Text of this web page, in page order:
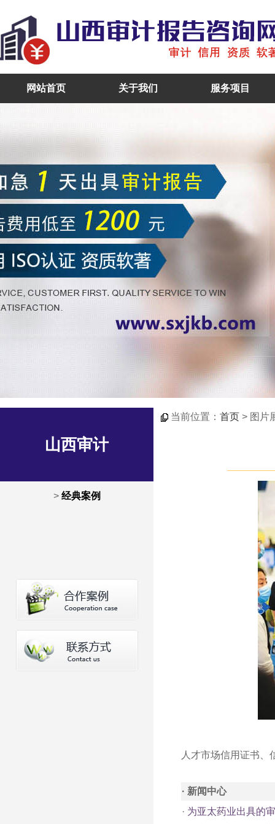
网站首页 关于我们 服务项目
山西审计
> 经典案例
当前位置： 首页 > 图片
人才市场信用证书、
· 新闻中心
· 为亚太药业出具的